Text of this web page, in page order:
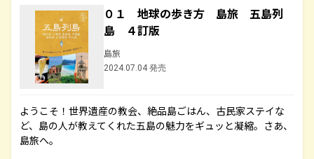
０１ 地球の歩き方 島旅 五島列
島 ４訂版
島旅
2024.07.04 発売
ようこそ！世界遺産の教会、絶品島ごはん、古民家ステイな
ど、島の人が教えてくれた五島の魅力をギュッと凝縮。さあ、
島旅へ。